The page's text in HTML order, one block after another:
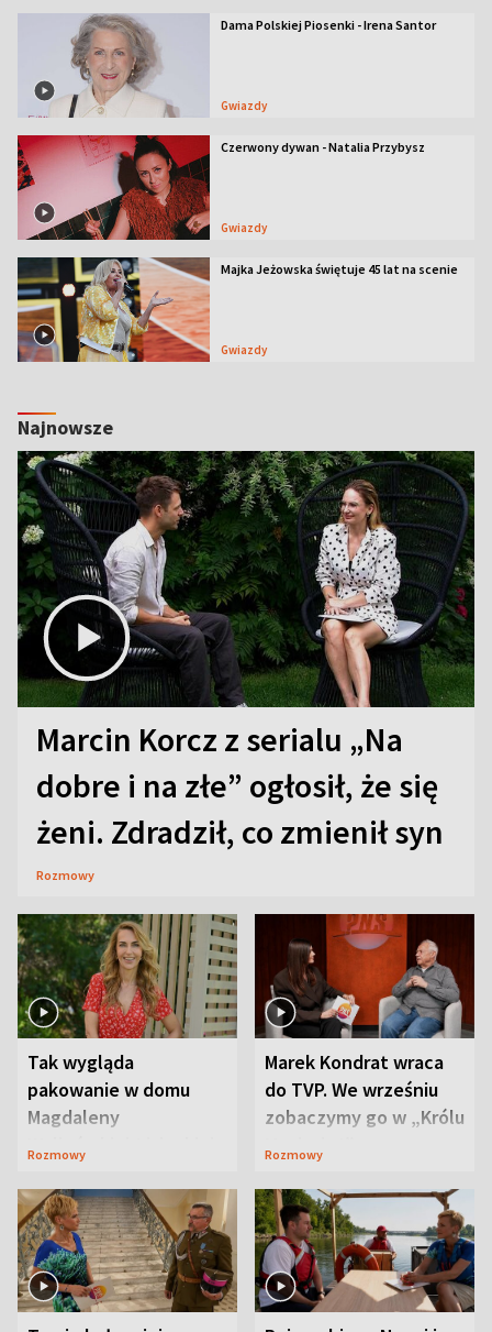
Dama Polskiej Piosenki - Irena Santor
Gwiazdy
Czerwony dywan - Natalia Przybysz
Gwiazdy
Majka Jeżowska świętuje 45 lat na scenie
Gwiazdy
Najnowsze
Marcin Korcz z serialu „Na
dobre i na złe” ogłosił, że się
żeni. Zdradził, co zmienił syn
Rozmowy
Tak wygląda
pakowanie w domu
Magdaleny
Waligórskiej-Lisieckiej.
Rozmowy
Marek Kondrat wraca
do TVP. We wrześniu
zobaczymy go w „Królu
Maciusiu I”
Rozmowy